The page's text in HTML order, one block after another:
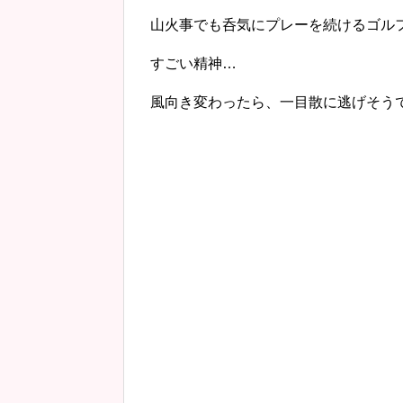
山火事でも呑気にプレーを続けるゴル
すごい精神…
風向き変わったら、一目散に逃げそう